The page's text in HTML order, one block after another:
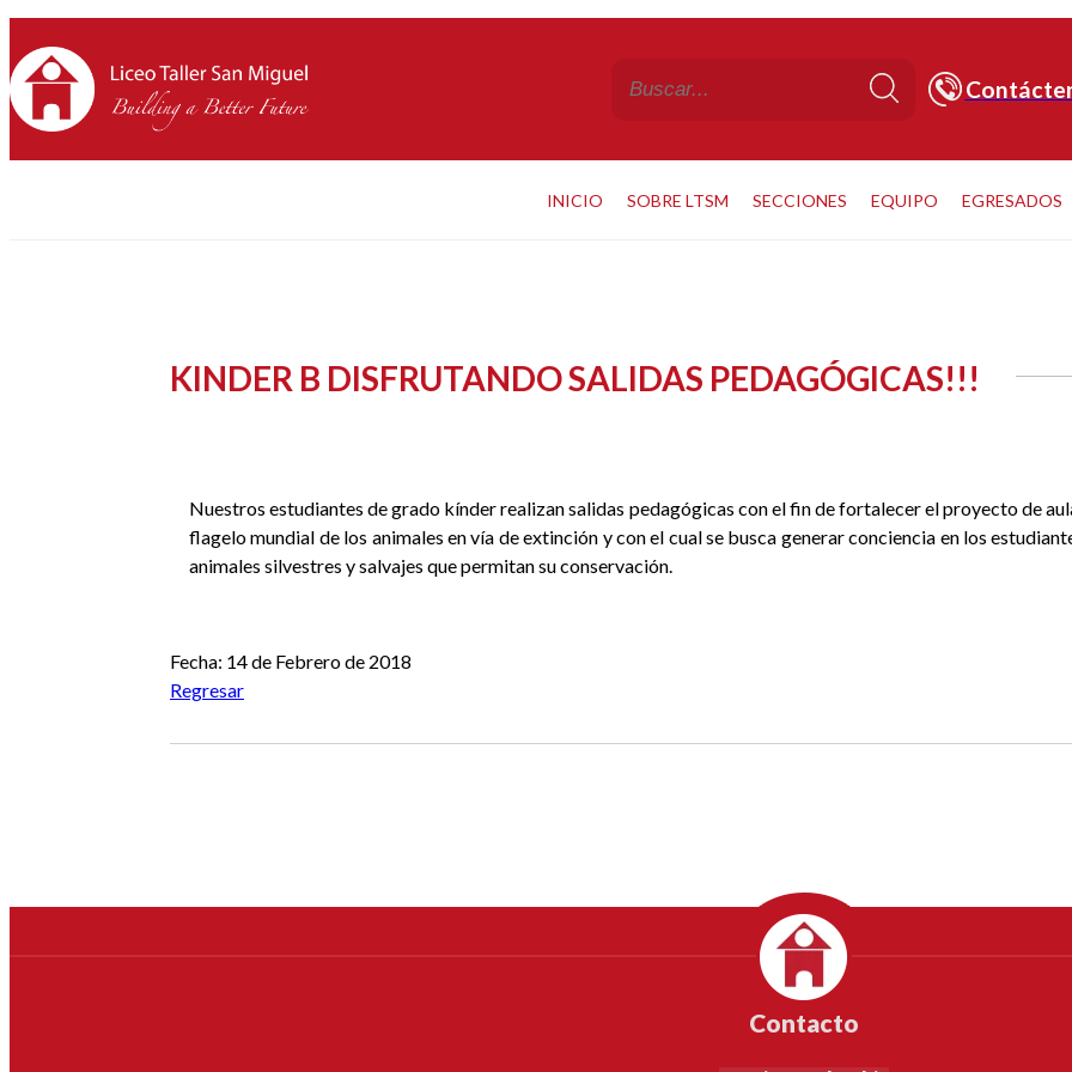
INICIO SOBRE LTSM SECCIONES EQUIPO EGRESADOS
KINDER B DISFRUTANDO SALIDAS PEDAGÓGICAS!!!
Nuestros estudiantes de grado kínder realizan salidas pedagógicas con el fin de fortalecer el proyecto de
flagelo mundial de los animales en vía de extinción y con el cual se busca generar conciencia en los
animales silvestres y salvajes que permitan su conservación.
Anterior
Siguiente
Fecha: 14 de Febrero de 2018
Regresar
Contacto